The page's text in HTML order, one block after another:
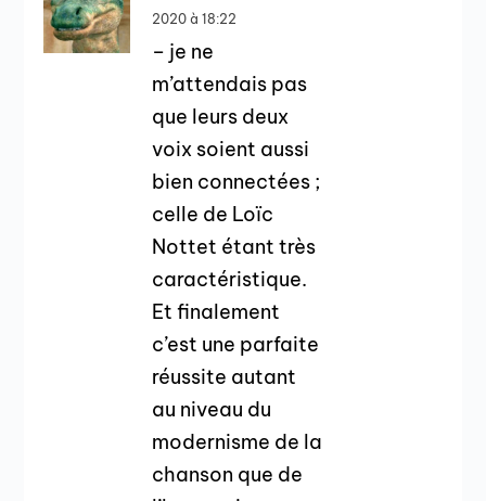
2020 à 18:22
– je ne
m’attendais pas
que leurs deux
voix soient aussi
bien connectées ;
celle de Loïc
Nottet étant très
caractéristique.
Et finalement
c’est une parfaite
réussite autant
au niveau du
modernisme de la
chanson que de